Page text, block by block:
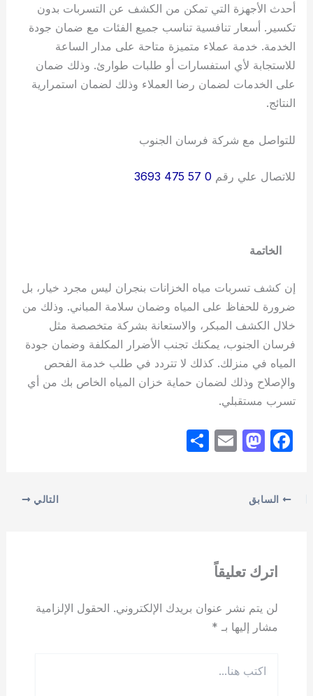
أحدث الأجهزة التي تمكن من الكشف عن التسربات بدون
تكسير. أسعار تنافسية تناسب جميع الفئات مع ضمان جودة
الخدمة. خدمة عملاء متميزة متاحة على مدار الساعة
للاستجابة لأي استفسارات أو طلبات طوارئ. وذلك ضمان
على الخدمات لضمان رضا العملاء وذلك لضمان استمرارية
النتائج.
للتواصل مع شركة فرسان الجنوب
للاتصال علي رقم 0 57 475 3693⁩
الخاتمة
إن كشف تسربات مياه الخزانات بنجران ليس مجرد خيار، بل
ضرورة للحفاظ على المياه وضمان سلامة المباني. وذلك من
خلال الكشف المبكر، والاستعانة بشركة متخصصة مثل
فرسان الجنوب، يمكنك تجنب الأضرار المكلفة وضمان جودة
المياه في منزلك. كذلك لا تتردد في طلب خدمة الفحص
والإصلاح وذلك لضمان حماية خزان المياه الخاص بك من أي
تسرب مستقبلي.
F
e
o
M
n
E
السابق التالي
اترك تعليقاً
لن يتم نشر عنوان بريدك الإلكتروني. الحقول الإلزامية
مشار إليها بـ *
هنا...